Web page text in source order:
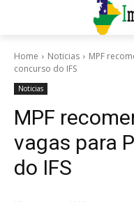
Home Noticias
MPF
concurso do IFS
Noticias
MPF
vagas para
do IFS